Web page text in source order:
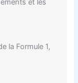
et les
la Formule 1,